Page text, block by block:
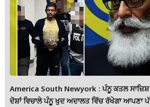
America South Newyork : ਪੰਨੂ ਕਤਲ ਸਾਜ਼ਿਸ਼
ਦੋਸ਼ਾਂ ਵਿਚਾਲੇ ਪੰਨੂ ਖੁਦ ਅਦਾਲਤ ਵਿੱਚ ਰੱਖੇਗਾ ਆਪਣਾ